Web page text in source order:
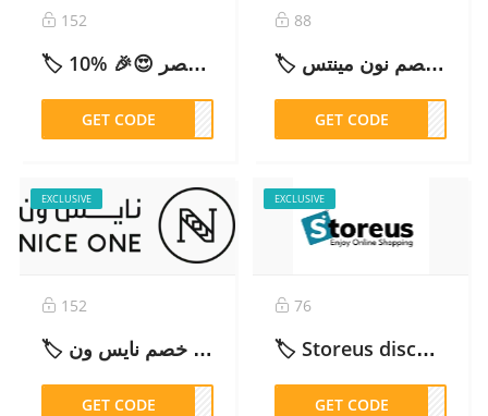
152
🏷️ كود خصم نون مصر 😍🎉 %10 (NU99) محدث وفعال – 2026
GET CODENU99
88
🏷️ كود خصم نون مينتس (NN164): احصل على خصم!Noon minutes coupon – 2026
GET CODEN164
EXCLUSIVE
152
🏷️ كود خصم نايس ون: (Z13) | خصومات حتى 30% + توفير إضافي – 2026
GET CODE
EXCLUSIVE
76
🏷️ Storeus discount code 15% Off (AE) – 2026
GET CODEST01